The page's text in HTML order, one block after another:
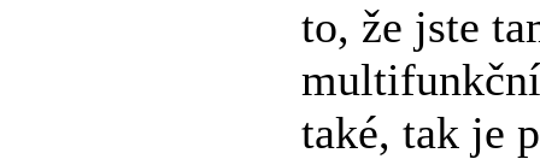
to, že jste
také, tak je